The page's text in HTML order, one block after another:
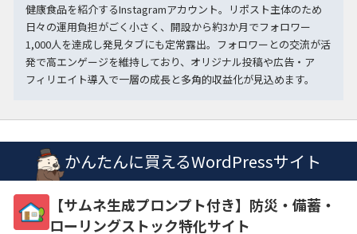
健康食品を紹介するInstagramアカウント。リポスト主体のため
日々の運用負担がごく小さく、開設から約3か月でフォロワー
1,000人を達成し発見タブにも定常露出。フォロワーとの交流が活
発で高エンゲージを維持しており、オリジナル投稿や広告・ア
フィリエイト導入で一層の成長と多角的収益化が見込めます。
かんたんに買えるWordPressサイト
【サムネ生成プロンプト付き】防災・備蓄・
ローリングストック特化サイト